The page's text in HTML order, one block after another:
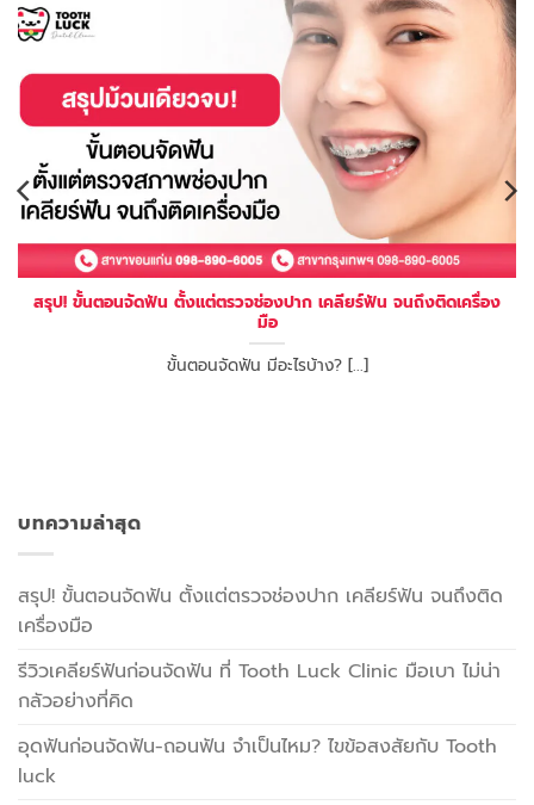
สรุป! ขั้นตอนจัดฟัน ตั้งแต่ตรวจช่องปาก เคลียร์ฟัน จนถึงติดเครื่อง
มือ
ขั้นตอนจัดฟัน มีอะไรบ้าง? [...]
บทความล่าสุด
สรุป! ขั้นตอนจัดฟัน ตั้งแต่ตรวจช่องปาก เคลียร์ฟัน จนถึงติด
เครื่องมือ
รีวิวเคลียร์ฟันก่อนจัดฟัน ที่ Tooth Luck Clinic มือเบา ไม่น่า
กลัวอย่างที่คิด
อุดฟันก่อนจัดฟัน-ถอนฟัน จำเป็นไหม? ไขข้อสงสัยกับ Tooth
luck